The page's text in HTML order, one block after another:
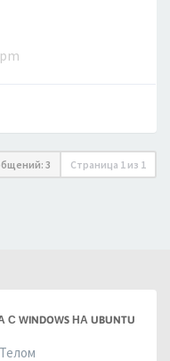
3 Страница 1 из 1
НА UBUNTU